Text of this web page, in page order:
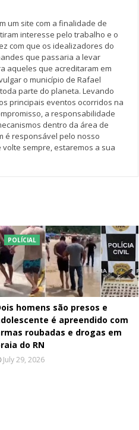
um site com a finalidade de
interesse pelo trabalho e o
com que os idealizadores do
que passaria a levar
aqueles que acreditaram em
o município de Rafael
parte do planeta. Levando
principais eventos ocorridos na
a responsabilidade
dentro da área de
é responsável pelo nosso
sempre, estaremos a sua
POLÍCIAL
homens são presos e
é apreendido com
roubadas e drogas em
do RN
July 29, 2026